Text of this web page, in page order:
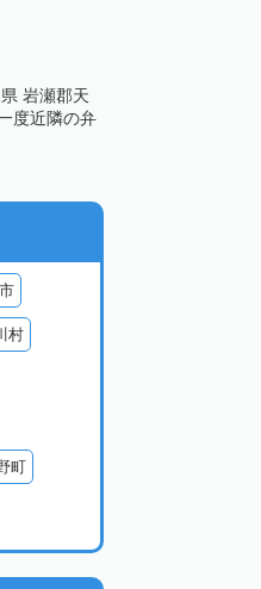
岩瀬郡天
度近隣の弁
村
町